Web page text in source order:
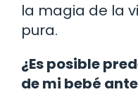
la magia de la
pura.
¿Es posible
de mi bebé